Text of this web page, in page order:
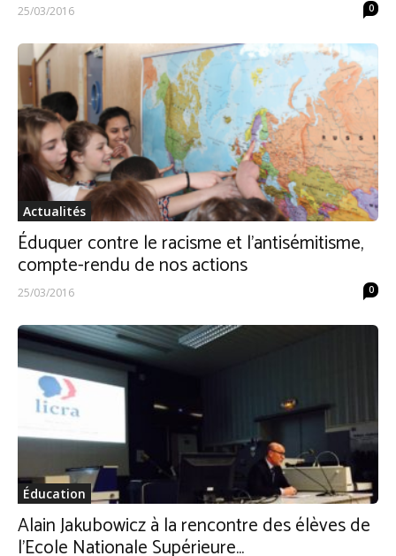
25/03/2016 0
Actualités
Éduquer contre le racisme et l’antisémitisme,
compte-rendu de nos actions
25/03/2016 0
Éducation
Alain Jakubowicz à la rencontre des élèves de
l’Ecole Nationale Supérieure...